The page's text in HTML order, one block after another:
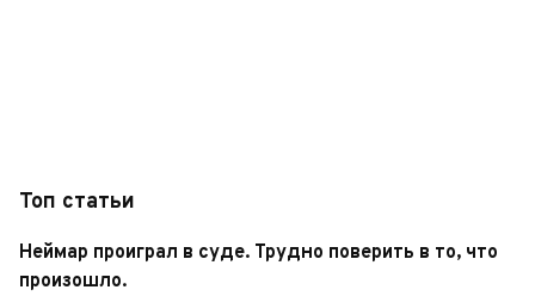
Топ статьи
Неймар проиграл в суде. Трудно поверить в то, что
произошло.